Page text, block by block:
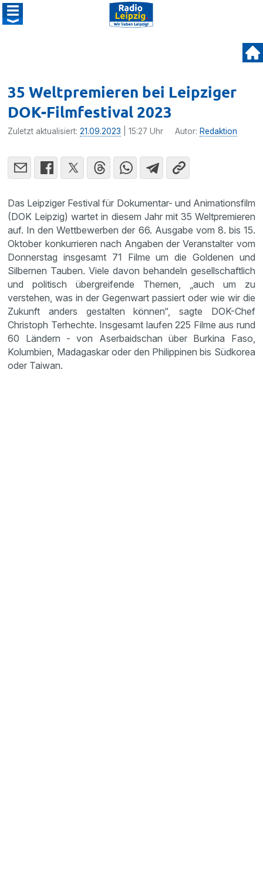
35 Weltpremieren bei Leipziger
DOK-Filmfestival 2023
Zuletzt aktualisiert:21.09.2023 | 15:27 Uhr Autor: Redaktion
Das Leipziger Festival für Dokumentar- und Animationsfilm
(DOK Leipzig) wartet in diesem Jahr mit 35 Weltpremieren
auf. In den Wettbewerben der 66. Ausgabe vom 8. bis 15.
Oktober konkurrieren nach Angaben der Veranstalter vom
Donnerstag insgesamt 71 Filme um die Goldenen und
Silbernen Tauben. Viele davon behandeln gesellschaftlich
und politisch übergreifende Themen, „auch um zu
verstehen, was in der Gegenwart passiert oder wie wir die
Zukunft anders gestalten können“, sagte DOK-Chef
Christoph Terhechte. Insgesamt laufen 225 Filme aus rund
60 Ländern - von Aserbaidschan über Burkina Faso,
Kolumbien, Madagaskar oder den Philippinen bis Südkorea
oder Taiwan.